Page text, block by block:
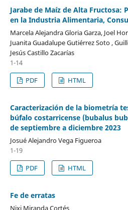
Jarabe de Maíz de Alta Fructosa:
en la Industria Alimentaria,
Marcela Alejandra Gloria Garza, Joel
Juanita Guadalupe Gutiérrez Soto ,
Jesús Castillo Zacarías
1-14
PDF
HTML
Caracterización de la biometría
búfalo costarricense (bubalus
de septiembre a diciembre 2023
Josué Alejandro Vega Figueroa
1-19
PDF
HTML
Fe de erratas
Nixi Miranda Cortés